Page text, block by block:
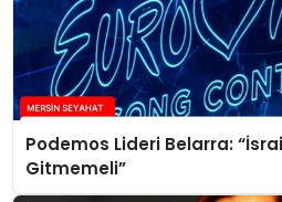
Podemos Lideri Belarra:
Gitmemeli”